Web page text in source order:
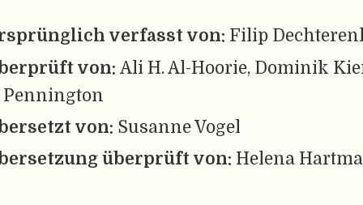
verfasst von: Filip
von: Ali H. Al-Hoorie, Dominik
Pennington
von: Susanne Vogel
überprüft von: Helena